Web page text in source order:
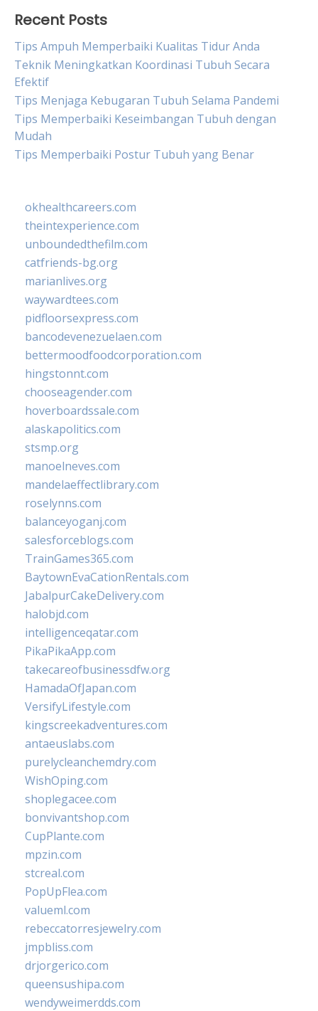
Recent Posts
Tips Ampuh Memperbaiki Kualitas Tidur Anda
Teknik Meningkatkan Koordinasi Tubuh Secara
Efektif
Tips Menjaga Kebugaran Tubuh Selama Pandemi
Tips Memperbaiki Keseimbangan Tubuh dengan
Mudah
Tips Memperbaiki Postur Tubuh yang Benar
okhealthcareers.com
theintexperience.com
unboundedthefilm.com
catfriends-bg.org
marianlives.org
waywardtees.com
pidfloorsexpress.com
bancodevenezuelaen.com
bettermoodfoodcorporation.com
hingstonnt.com
chooseagender.com
hoverboardssale.com
alaskapolitics.com
stsmp.org
manoelneves.com
mandelaeffectlibrary.com
roselynns.com
balanceyoganj.com
salesforceblogs.com
TrainGames365.com
BaytownEvaCationRentals.com
JabalpurCakeDelivery.com
halobjd.com
intelligenceqatar.com
PikaPikaApp.com
takecareofbusinessdfw.org
HamadaOfJapan.com
VersifyLifestyle.com
kingscreekadventures.com
antaeuslabs.com
purelycleanchemdry.com
WishOping.com
shoplegacee.com
bonvivantshop.com
CupPlante.com
mpzin.com
stcreal.com
PopUpFlea.com
valueml.com
rebeccatorresjewelry.com
jmpbliss.com
drjorgerico.com
queensushipa.com
wendyweimerdds.com